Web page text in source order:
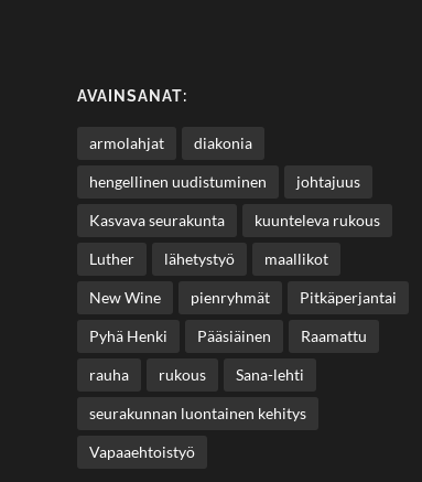
AVAINSANAT:
armolahjat diakonia
hengellinen uudistuminen johtajuus
Kasvava seurakunta kuunteleva rukous
Luther lähetystyö maallikot
New Wine pienryhmät Pitkäperjantai
Pyhä Henki Pääsiäinen Raamattu
rauha rukous Sana-lehti
seurakunnan luontainen kehitys
Vapaaehtoistyö